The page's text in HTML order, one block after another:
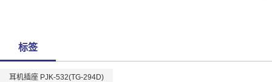
标签
耳机插座 PJK-532(TG-294D)